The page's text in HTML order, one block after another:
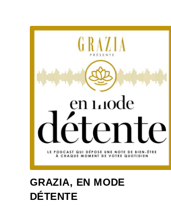
GRAZIA, EN MODE
DÉTENTE